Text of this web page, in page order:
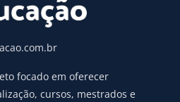
focado em oferecer
cursos, mestrados e